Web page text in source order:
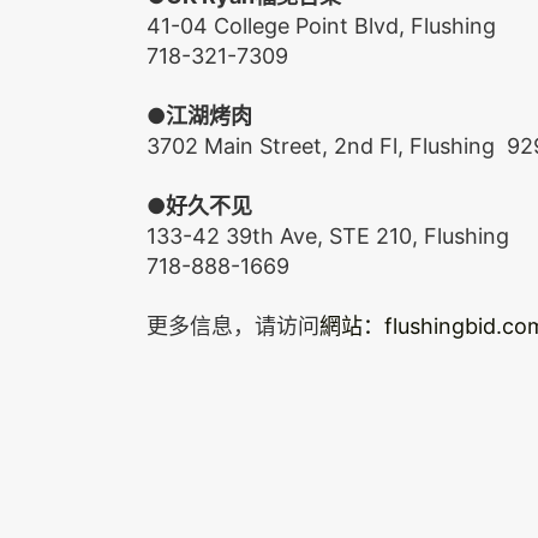
41-04 College Point Blvd, Flushing
718-321-7309
●江湖烤肉
3702 Main Street, 2nd Fl, Flushing
●好久不见
133-42 39th Ave, STE 210, Flushing
718-888-1669
更多信息，请访问網站：